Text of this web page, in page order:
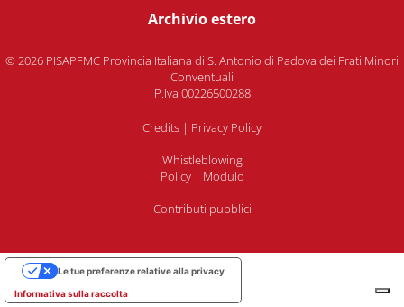
Archivio estero
© 2026 PISAPFMC Provincia Italiana di S. Antonio di Padova dei Frati Minori
Conventuali
P.Iva 00226500288
Credits | Privacy Policy
Whistleblowing
Policy| Modulo
Contributi pubblici
Informativa sulla raccolta
Le tue preferenze relative alla privacy